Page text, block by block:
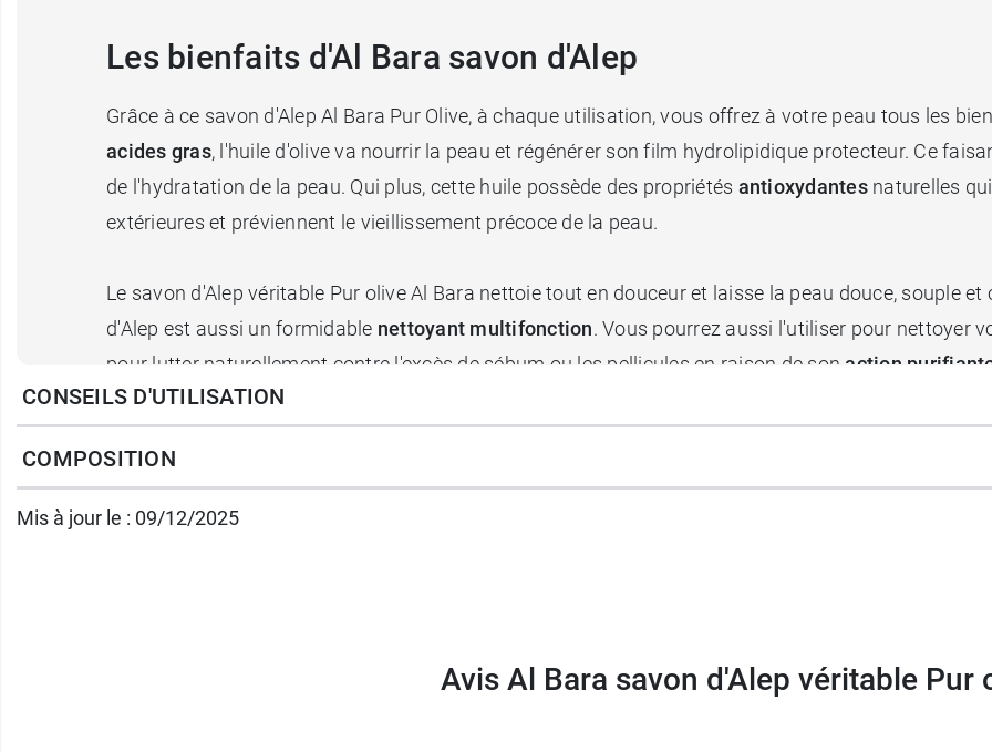
Les bienfaits d'Al Bara savon d'Alep
Grâce à ce savon d'Alep Al Bara Pur Olive, à chaque utilisation, vous offrez à votre peau tous les
acides gras, l'huile d'olive va nourrir la peau et régénérer son film hydrolipidique protecteur. Ce
de l'hydratation de la peau. Qui plus, cette huile possède des propriétés antioxydantes naturelles
extérieures et préviennent le vieillissement précoce de la peau.
Le savon d'Alep véritable Pur olive Al Bara nettoie tout en douceur et laisse la peau douce, souple
d'Alep est aussi un formidable nettoyant multifonction. Vous pourrez aussi l'utiliser pour nettoyer
pour lutter naturellement contre l'excès de sébum ou les pellicules en raison de son action
pourra aussi être utilisé pour nettoyer plus naturellement votre linge ou votre vaisselle.
Ce pain de savon d'Alep véritable Pur olive Al Bara laisse sur la peau ce léger
Caractéristiques :
savon d'Alep à l'Argile rose Al Bara .
CONSEILS D'UTILISATION
COMPOSITION
Mis à jour le : 09/12/2025
Avis Al Bara savon d'Alep véritable Pur